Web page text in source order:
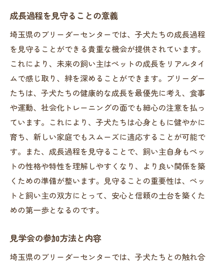
成長過程を見守ることの意義
埼玉県のブリーダーセンターでは、子犬たちの成長過程
を見守ることができる貴重な機会が提供されています。
これにより、未来の飼い主はペットの成長をリアルタイ
ムで感じ取り、絆を深めることができます。ブリーダー
たちは、子犬たちの健康的な成長を最優先に考え、食事
や運動、社会化トレーニングの面でも細心の注意を払っ
ています。これにより、子犬たちは心身ともに健やかに
育ち、新しい家庭でもスムーズに適応することが可能で
す。また、成長過程を見守ることで、飼い主自身もペッ
トの性格や特性を理解しやすくなり、より良い関係を築
くための準備が整います。見守ることの重要性は、ペッ
トと飼い主の双方にとって、安心と信頼の土台を築くた
めの第一歩となるのです。
見学会の参加方法と内容
埼玉県のブリーダーセンターでは、子犬たちとの触れ合